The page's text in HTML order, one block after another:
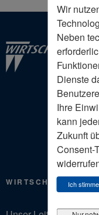
Wir
Neben
Dienste
Ihre
kann
Zukunft
Consent-
Ich
WIRTSCHAFTSRAT